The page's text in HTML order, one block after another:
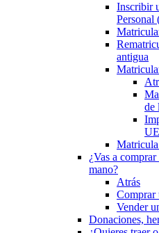
Inscribir
antigua
de
UE
¿Vas a
mano?
Atrás
Comprar
Vender
Donaciones,